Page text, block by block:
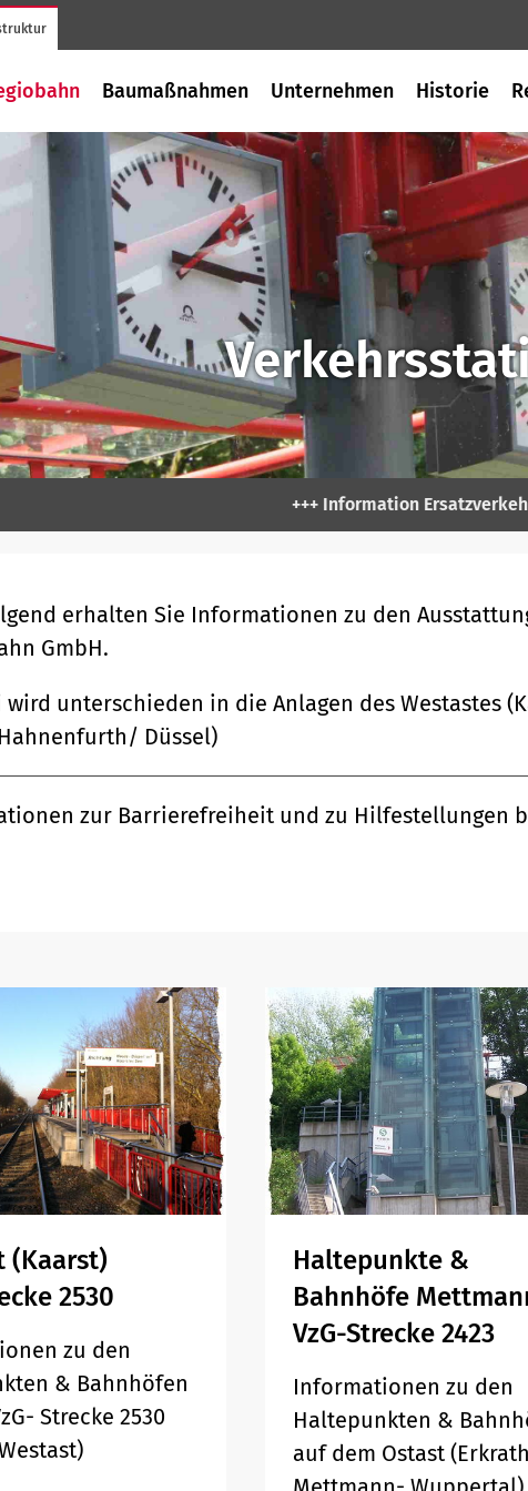
Baumaßnahmen Unternehmen Historie
+++ Information Ersatzverkehr
erhalten Sie Informationen zu den
GmbH.
unterschieden in die Anlagen des Westastes
Düssel)
zur Barrierefreiheit und zu Hilfestellungen
(Kaarst)
2530
zu den
& Bahnhöfen
Strecke 2530
Haltepunkte &
Bahnhöfe
VzG-Strecke 2423
Informationen zu den
Haltepunkten &
auf dem Ostast